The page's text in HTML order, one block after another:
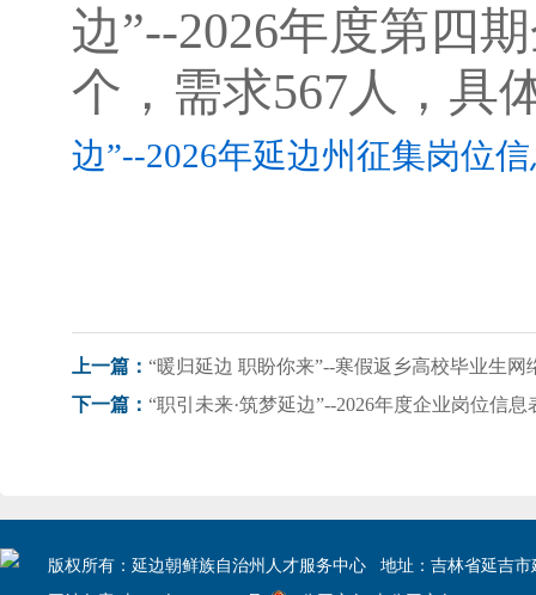
边”--2026年度第四
个，需求567人，具
边”--2026年延边州征集岗位
上一篇：
下一篇： “职引未来·筑梦延边”--2026年度企业岗位信
版权所有：延边朝鲜族自治州人才服务中心 地址：吉林省延吉市